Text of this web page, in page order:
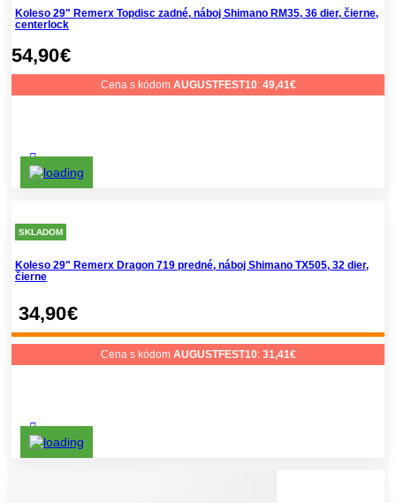
Koleso 29" Remerx Topdisc zadné, náboj Shimano RM35, 36 dier, čierne,
centerlock
54,90€
Cena s kódom AUGUSTFEST10: 49,41€
SKLADOM
Koleso 29" Remerx Dragon 719 predné, náboj Shimano TX505, 32 dier,
čierne
34,90€
Cena s kódom AUGUSTFEST10: 31,41€